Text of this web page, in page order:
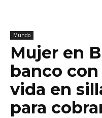
Mundo
Mujer en
banco
vida en
para